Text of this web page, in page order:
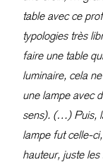
table avec ce
typologies très
faire une table
luminaire, cela
une lampe avec
sens). (…) Puis,
lampe fut celle-
hauteur, juste